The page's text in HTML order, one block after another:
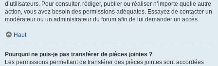
d’utilisateurs. Pour consulter, rédiger, publier ou réaliser n’importe quelle autre
action, vous avez besoin des permissions adéquates. Essayez de contacter un
modérateur ou un administrateur du forum afin de lui demander un accès.
Haut
Pourquoi ne puis-je pas transférer de pièces jointes ?
Les permissions permettant de transférer des pièces jointes sont accordées